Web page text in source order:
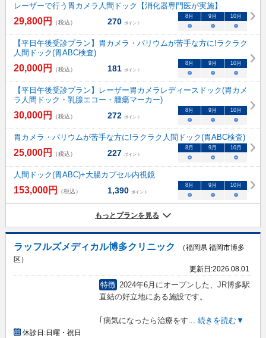
レーザーで行う胃カメラ人間ドック【消化器専門医が実施】
29,800円 （税込） 270 ポイント
8 月 9 月 10月
○ ○ ○
【平日午後受診プラン】胃カメラ・バリウムが苦手な方に!ラクラク
人間ドック(胃ABC検査)
20,000円 （税込） 181 ポイント
8 月 9 月 10月
○ ○ ○
【平日午後受診プラン】レーザー胃カメラレディースドック(胃カメ
ラ人間ドック・乳腺エコー・腫瘍マーカー)
30,000円 （税込） 272 ポイント
8 月 9 月 10月
○ ○ ○
胃カメラ・バリウムが苦手な方に!ラクラク人間ドック(胃ABC検査)
25,000円 （税込） 227 ポイント
8 月 9 月 10月
○ ○ ○
人間ドック(胃ABC)+大腸カプセル内視鏡
153,000円 （税込） 1,390 ポイント
8 月 9 月 10月
○ ○ ○
もっとプランを見る
ラッフルズメディカル博多クリニック
（福岡県 福岡市博多
区）
更新日:2026.08.01
特徴 2024年6月にオープンした、JR博多駅
直結の好立地にある施設です。
｢病気になったら治療をす... 続きを読む▼
休診日:日曜・祝日